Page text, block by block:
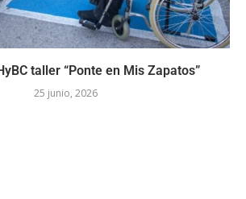
taller “Ponte en Mis Zapatos”
25 junio, 2026